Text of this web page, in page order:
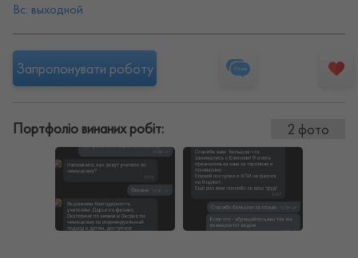
Вс: выходной
Запропонувати роботу
Портфоліо винаних робіт: 2 фото